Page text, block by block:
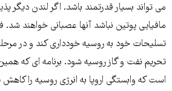
می تواند بسیار قدرتمند باشد. اگر لندن دیگر
مافیایی پوتین نباشد آنها عصبانی خواهند شد.
تسلیحات خود به روسیه خودداری کند و در
تحریم نفت و گاز روسیه شود. برنامه ای که همین
است که وابستگی اروپا به انرژی روسیه را کاهش